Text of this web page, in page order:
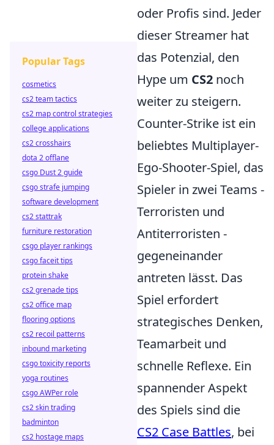
oder Profis sind. Jeder
dieser Streamer hat
das Potenzial, den
Hype um CS2 noch
weiter zu steigern.
Counter-Strike ist ein
beliebtes Multiplayer-
Ego-Shooter-Spiel, das
Spieler in zwei Teams -
Terroristen und
Antiterroristen -
gegeneinander
antreten lässt. Das
Spiel erfordert
strategisches Denken,
Teamarbeit und
schnelle Reflexe. Ein
spannender Aspekt
des Spiels sind die
CS2 Case Battles, bei
Popular Tags
cosmetics
cs2 team tactics
cs2 map control strategies
college applications
cs2 crosshairs
dota 2 offlane
csgo Dust 2 guide
csgo strafe jumping
software development
cs2 stattrak
furniture restoration
csgo player rankings
csgo faceit tips
protein shake
cs2 grenade tips
cs2 office map
flooring options
cs2 recoil patterns
inbound marketing
csgo toxicity reports
yoga routines
csgo AWPer role
cs2 skin trading
badminton
cs2 hostage maps